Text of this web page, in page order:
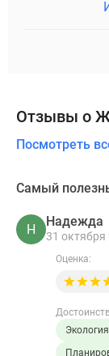
Отзывы о
Посмотреть
Самый
Н
Надежда
31 октября
Оценка:
Экология